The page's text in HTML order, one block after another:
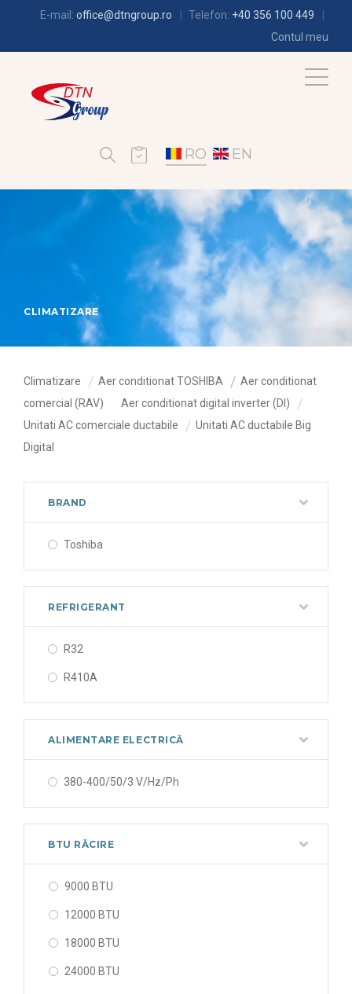
E-mail: office@dtngroup.ro Telefon: +40 356 100 449
Contul meu
RO EN
CLIMATIZARE
Climatizare Aer conditionat TOSHIBA
Aer conditionat
comercial (RAV)
Aer conditionat digital inverter (DI)
Unitati AC comerciale ductabile
Unitati AC ductabile Big
Digital
BRAND
Toshiba
REFRIGERANT
R32
R410A
ALIMENTARE ELECTRICĂ
380-400/50/3 V/Hz/Ph
BTU RĂCIRE
9000 BTU
12000 BTU
18000 BTU
24000 BTU